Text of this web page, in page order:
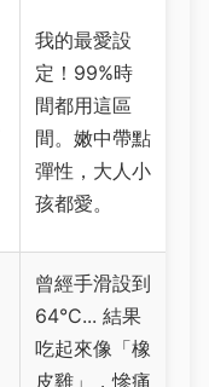
我的最愛設
定！99%時
間都用這區
間。嫩中帶點
彈性，大人小
孩都愛。
曾經手滑設到
64°C... 結果
吃起來像「橡
皮雞」，慘痛